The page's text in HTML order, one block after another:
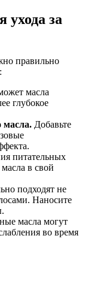
ухода за
правильно
масла
глубокое
масла. Добавьте
питательных
в свой
подходят не
Наносите
масла могут
во время